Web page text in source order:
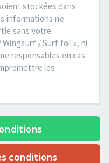
stockées dans
informations ne
sans votre
/ Surf foil », ni
responsables en cas
les
conditions